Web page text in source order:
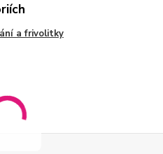
a frivolitky